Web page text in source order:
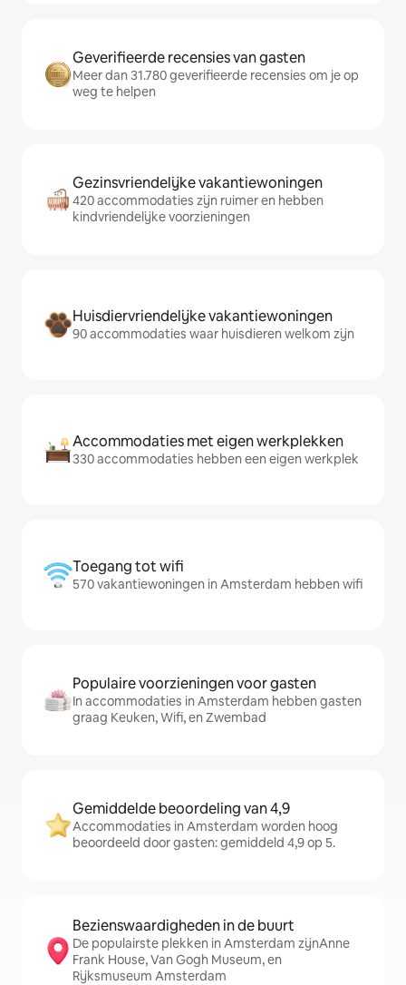
Geverifieerde recensies van gasten
Meer dan 31.780 geverifieerde recensies om je op
weg te helpen
Gezinsvriendelijke vakantiewoningen
420 accommodaties zijn ruimer en hebben
kindvriendelijke voorzieningen
Huisdiervriendelijke vakantiewoningen
90 accommodaties waar huisdieren welkom zijn
Accommodaties met eigen werkplekken
330 accommodaties hebben een eigen werkplek
Toegang tot wifi
570 vakantiewoningen in Amsterdam hebben wifi
Populaire voorzieningen voor gasten
In accommodaties in Amsterdam hebben gasten
graag Keuken, Wifi, en Zwembad
Gemiddelde beoordeling van 4,9
Accommodaties in Amsterdam worden hoog
beoordeeld door gasten: gemiddeld 4,9 op 5.
Bezienswaardigheden in de buurt
De populairste plekken in Amsterdam zijnAnne
Frank House, Van Gogh Museum, en
Rijksmuseum Amsterdam